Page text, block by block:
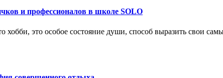
и профессионалов в школе SOLO
это особое состояние души, способ выразить свои